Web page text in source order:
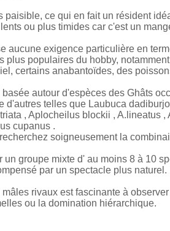
paisible, ce qui en fait un résident
ou plus timides car c'est un
aucune exigence particulière en
plus populaires du hobby,
certains anabantoïdes, des
autour d'espèces des Ghâts
d'autres telles que Laubuca
, Aplocheilus blockii , A.lineatus
cupanus .
soigneusement la
un groupe mixte d' au moins 8 à 10
par un spectacle plus naturel.
mâles rivaux est fascinante à
ou la domination hiérarchique.